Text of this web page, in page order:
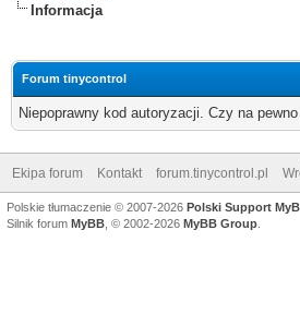
Informacja
Forum tinycontrol
Niepoprawny kod autoryzacji. Czy na
Ekipa forum Kontakt forum.tinycontrol.pl
Polskie tłumaczenie © 2007-2026 Polski Support
Silnik forum MyBB , © 2002-2026 MyBB Group